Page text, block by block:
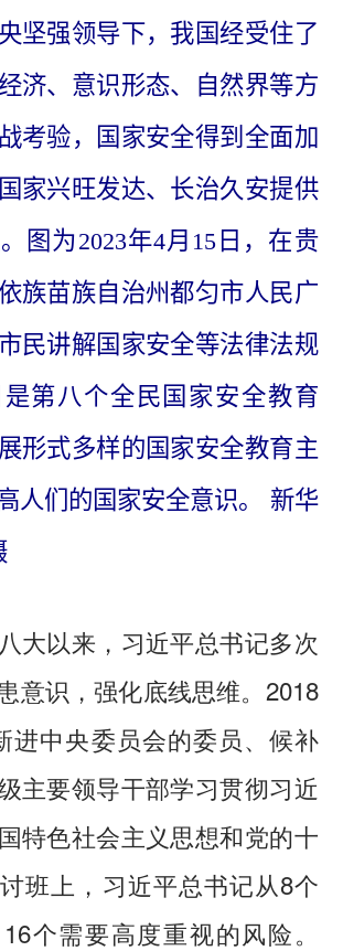
坚强领导下，我国经受住了
济、意识形态、自然界等方
考验，国家安全得到全面加
家兴旺发达、长治久安提供
图为2023年4月15日，在贵
族苗族自治州都匀市人民广
民讲解国家安全等法律法规
第八个全民国家安全教育
形式多样的国家安全教育主
人们的国家安全意识。 新华
以来，习近平总书记多次
意识，强化底线思维。2018
进中央委员会的委员、候补
主要领导干部学习贯彻习近
特色社会主义思想和党的十
班上，习近平总书记从8个
个需要高度重视的风险。